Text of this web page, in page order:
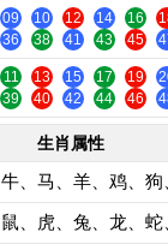
09 10 12 14 16
36 38 41 43 45
11 13 15 17 19
39 40 42 44 46
生肖属性
牛、马、羊、鸡、狗
鼠、虎、兔、龙、蛇